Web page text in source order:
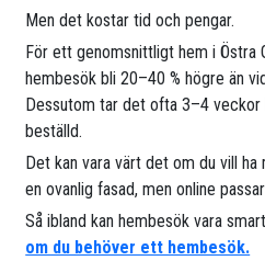
Men det kostar tid och pengar.
För ett genomsnittligt hem i Östra
hembesök bli 20–40 % högre än
Dessutom tar det ofta 3–4 veckor
beställd.
Det kan vara värt det om du vill
en ovanlig fasad, men online
Så ibland kan hembesök vara
om du behöver ett hembesök.